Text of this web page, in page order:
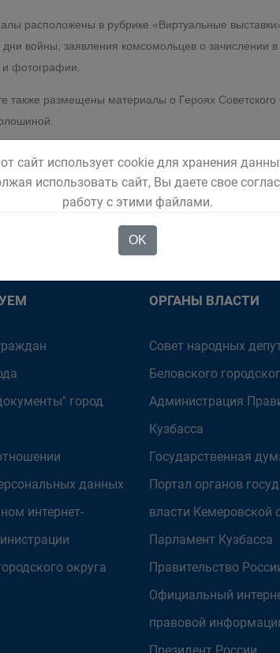
расположены в рубрике «Виртуальные
войны, заявления комсомольцев о
и фотографии.
также размещены материалы о Героях
город
данных
интернет-
округа
ОРГАНЫ ВЛАСТИ
Совет народных
Беловского
Администрация
Кузбасса
Государственная
Портал органов
власти Кемеровской
Парламент Кузбасса
Правительство
Официальный
правовой
сайт использует cookie для хранения
использовать сайт, Вы даете свое
работу с этими файлами.
OK